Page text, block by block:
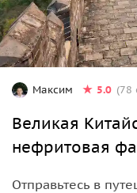
Максим 5.0 (78
Великая
нефритовая
Отправьтесь в